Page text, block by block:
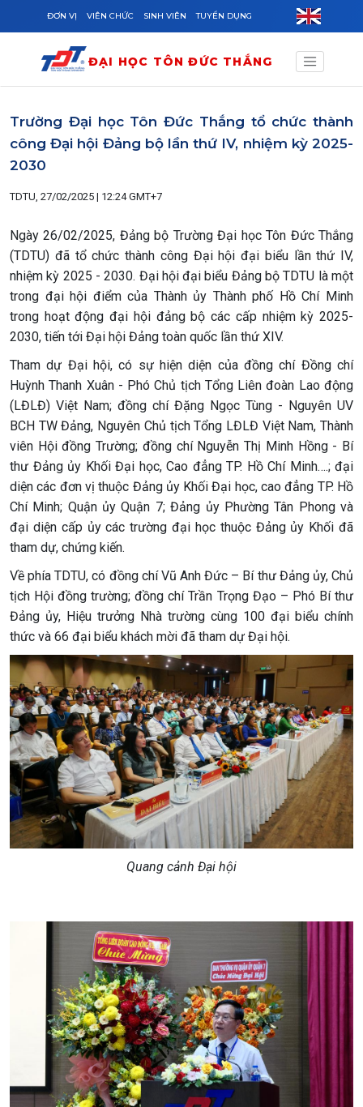
Skip to main content
ĐƠN VỊ VIÊN CHỨC SINH VIÊN TUYỂN DỤNG
ĐẠI HỌC TÔN ĐỨC THẮNG
Trường Đại học Tôn Đức Thắng tổ chức thành
công Đại hội Đảng bộ lần thứ IV, nhiệm kỳ 2025-
2030
TDTU, 27/02/2025 | 12:24 GMT+7
Ngày 26/02/2025, Đảng bộ Trường Đại học Tôn Đức Thắng
(TDTU) đã tổ chức thành công Đại hội đại biểu lần thứ IV,
nhiệm kỳ 2025 - 2030. Đại hội đại biểu Đảng bộ TDTU là một
trong đại hội điểm của Thành ủy Thành phố Hồ Chí Minh
trong hoạt động đại hội đảng bộ các cấp nhiệm kỳ 2025-
2030, tiến tới Đại hội Đảng toàn quốc lần thứ XIV.
Tham dự Đại hội, có sự hiện diện của đồng chí Đồng chí
Huỳnh Thanh Xuân - Phó Chủ tịch Tổng Liên đoàn Lao động
(LĐLĐ) Việt Nam; đồng chí Đặng Ngọc Tùng - Nguyên UV
BCH TW Đảng, Nguyên Chủ tịch Tổng LĐLĐ Việt Nam, Thành
viên Hội đồng Trường; đồng chí Nguyễn Thị Minh Hồng - Bí
thư Đảng ủy Khối Đại học, Cao đẳng TP. Hồ Chí Minh….; đại
diện các đơn vị thuộc Đảng ủy Khối Đại học, cao đẳng TP. Hồ
Chí Minh; Quận ủy Quận 7; Đảng ủy Phường Tân Phong và
đại diện cấp ủy các trường đại học thuộc Đảng ủy Khối đã
tham dự, chứng kiến.
Về phía TDTU, có đồng chí Vũ Anh Đức – Bí thư Đảng ủy, Chủ
tịch Hội đồng trường; đồng chí Trần Trọng Đạo – Phó Bí thư
Đảng ủy, Hiệu trưởng Nhà trường cùng 100 đại biểu chính
thức và 66 đại biểu khách mời đã tham dự Đại hội.
Quang cảnh Đại hội